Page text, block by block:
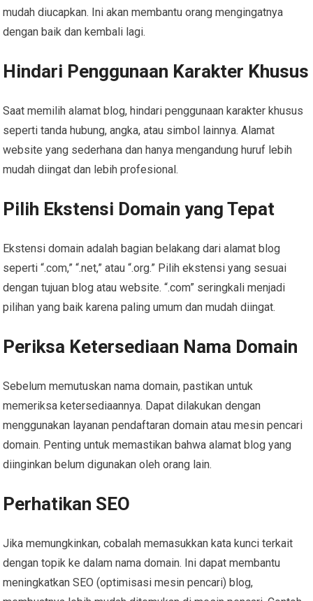
mudah diucapkan. Ini akan membantu orang mengingatnya
dengan baik dan kembali lagi.
Hindari Penggunaan Karakter Khusus
Saat memilih alamat blog, hindari penggunaan karakter khusus
seperti tanda hubung, angka, atau simbol lainnya. Alamat
website yang sederhana dan hanya mengandung huruf lebih
mudah diingat dan lebih profesional.
Pilih Ekstensi Domain yang Tepat
Ekstensi domain adalah bagian belakang dari alamat blog
seperti “.com,” “.net,” atau “.org.” Pilih ekstensi yang sesuai
dengan tujuan blog atau website. “.com” seringkali menjadi
pilihan yang baik karena paling umum dan mudah diingat.
Periksa Ketersediaan Nama Domain
Sebelum memutuskan nama domain, pastikan untuk
memeriksa ketersediaannya. Dapat dilakukan dengan
menggunakan layanan pendaftaran domain atau mesin pencari
domain. Penting untuk memastikan bahwa alamat blog yang
diinginkan belum digunakan oleh orang lain.
Perhatikan SEO
Jika memungkinkan, cobalah memasukkan kata kunci terkait
dengan topik ke dalam nama domain. Ini dapat membantu
meningkatkan SEO (optimisasi mesin pencari) blog,